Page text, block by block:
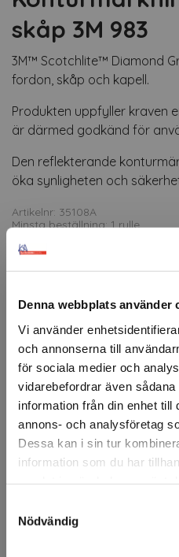
Denna webbplats använder
Vi använder
och annonserna till
för sociala medier och
vidarebefordrar även
information från din enhet till
annons- och analysföretag
Dessa kan i sin tur
information som du har
Nödvändig
skåp 3M 983
3M™ Scotchlite™ Diamond
fordon, skåp och kapell.
Produkten uppfyller kraven
är därmed godkänd för
Den reflekterande
öka synligheten och
Artikelnr: 35108A
Minsta beställning: 1 rulle
Färg
Vit
Gul Röd Fluo gul
Ansök om konto
Beskrivning
3M™ Scotchlite™ Diamond
fordon, skåp och kapell.
UN-ECE104 Class C och är
användning inom EU. Den
konturmärkningen är
märkning av större fordon,
släpvagnar, för att öka